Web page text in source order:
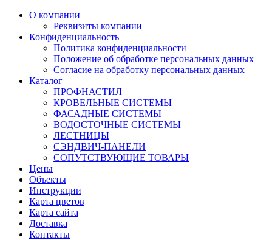
О компании
Реквизиты компании
Конфиденциальность
Политика конфиденциальности
Положение об обработке персональных данных
Согласие на обработку персональных данных
Каталог
ПРОФНАСТИЛ
КРОВЕЛЬНЫЕ СИСТЕМЫ
ФАСАДНЫЕ СИСТЕМЫ
ВОДОСТОЧНЫЕ СИСТЕМЫ
ЛЕСТНИЦЫ
СЭНДВИЧ-ПАНЕЛИ
СОПУТСТВУЮЩИЕ ТОВАРЫ
Цены
Объекты
Инструкции
Карта цветов
Карта сайта
Доставка
Контакты